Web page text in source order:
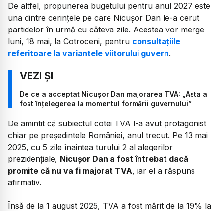
De altfel, propunerea bugetului pentru anul 2027 este
una dintre cerințele pe care Nicușor Dan le-a cerut
partidelor în urmă cu câteva zile. Acestea vor merge
luni, 18 mai, la Cotroceni, pentru consultațiile
referitoare la variantele viitorului guvern.
De ce a acceptat Nicușor Dan majorarea TVA: „Asta a
fost înțelegerea la momentul formării guvernului”
De amintit că subiectul cotei TVA l-a avut protagonist
chiar pe președintele României, anul trecut. Pe 13 mai
2025, cu 5 zile înaintea turului 2 al alegerilor
prezidențiale, Nicușor Dan a fost întrebat dacă
promite că nu va fi majorat TVA, iar el a răspuns
afirmativ.
Însă de la 1 august 2025, TVA a fost mărit de la 19% la